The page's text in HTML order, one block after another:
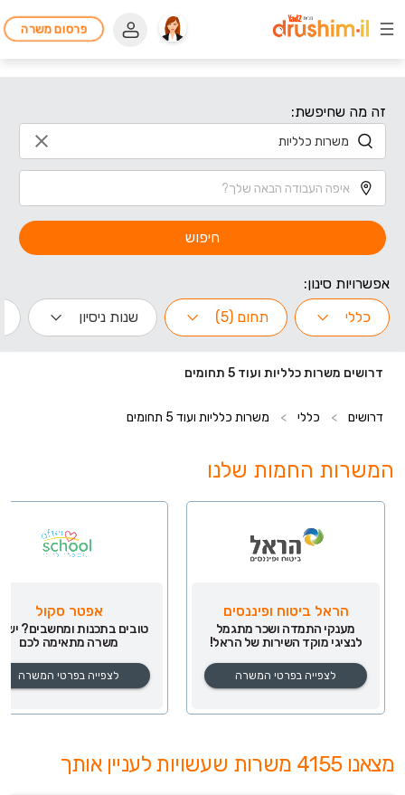
פרסום משרה
זה מה שחיפשת:
חיפוש
אפשרויות סינון:
כללי
תחום (5) שנות ניסיון
דרושים משרות כלליות ועוד 5 תחומים
דרושים > כללי > משרות כלליות ועוד 5 תחומים
המשרות החמות שלנו
הראל ביטוח ופיננסים
מענקי התמדה ושכר מתגמל
לנציגי מוקד השירות של הראל!
לצפייה בפרטי המשרה
אפטר סקול
טובים בתכנות ומחשבים? יש
משרה מתאימה לכם
לצפייה בפרטי המשרה
מצאנו 4155 משרות שעשויות לעניין אותך